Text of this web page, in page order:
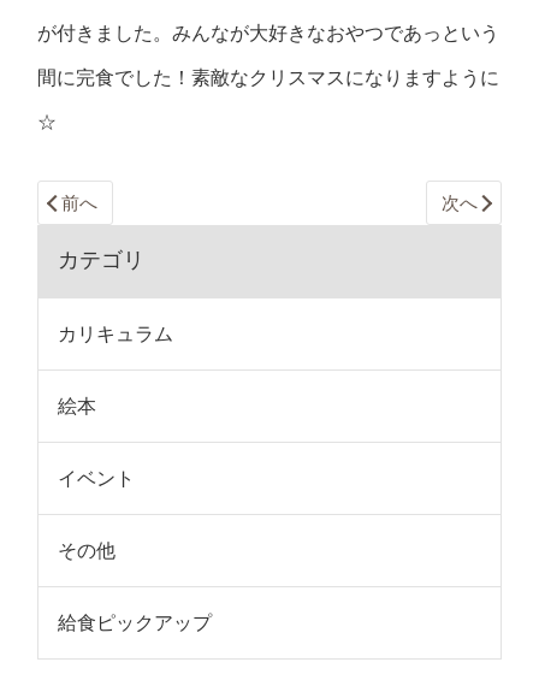
が付きました。みんなが大好きなおやつであっという
間に完食でした！素敵なクリスマスになりますように
☆
前へ 次へ
カテゴリ
カリキュラム
絵本
イベント
その他
給食ピックアップ